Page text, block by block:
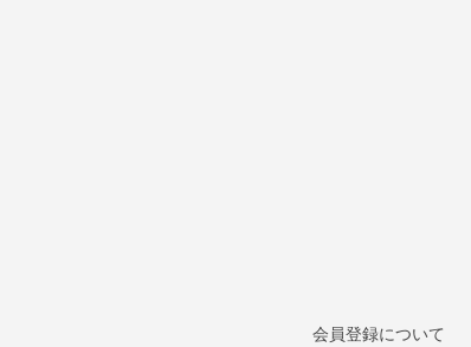
会員登録について